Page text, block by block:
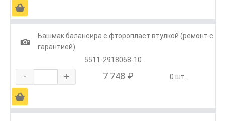
Ä
1
Башмак балансира с фторопласт втулкой (ремонт с
гарантией)
5511-2918068-10
- + 7 748 ₽ 0 шт.
Ä